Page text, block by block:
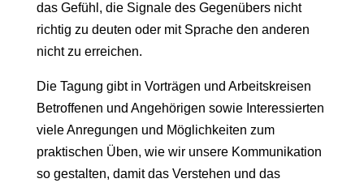
das Gefühl, die Signale des Gegenübers nicht
richtig zu deuten oder mit Sprache den anderen
nicht zu erreichen.
Die Tagung gibt in Vorträgen und Arbeitskreisen
Betroffenen und Angehörigen sowie Interessierten
viele Anregungen und Möglichkeiten zum
praktischen Üben, wie wir unsere Kommunikation
so gestalten, damit das Verstehen und das